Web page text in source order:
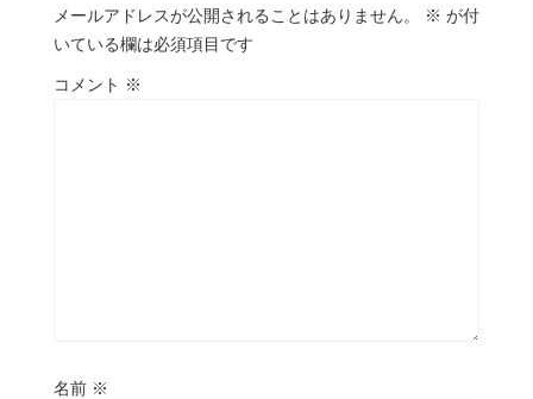
メールアドレスが公開されることはありません。 ※ が付
いている欄は必須項目です
コメント ※
名前 ※